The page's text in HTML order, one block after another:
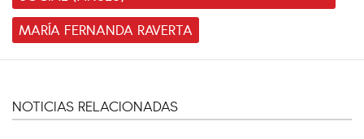
MARÍA FERNANDA RAVERTA
NOTICIAS RELACIONADAS